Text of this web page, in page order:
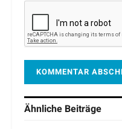
Ähnliche Beiträge